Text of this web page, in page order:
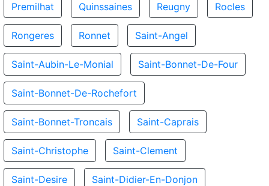
Premilhat Quinssaines Reugny Rocles
Rongeres Ronnet Saint-Angel
Saint-Aubin-Le-Monial Saint-Bonnet-De-Four
Saint-Bonnet-De-Rochefort
Saint-Bonnet-Troncais Saint-Caprais
Saint-Christophe Saint-Clement
Saint-Desire Saint-Didier-En-Donjon